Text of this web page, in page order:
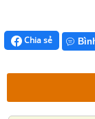
Chia sẻ